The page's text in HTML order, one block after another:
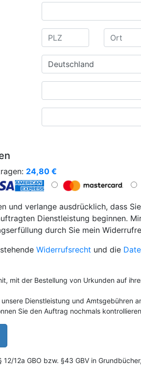
24,80 €
und verlange ausdrücklich, dass
Dienstleistung beginnen.
durch Sie mein
Widerrufsrecht und die
mit der Bestellung von Urkunden auf
Dienstleistung und Amtsgebühren
Sie den Auftrag nochmals
12/12a GBO bzw. §43 GBV in